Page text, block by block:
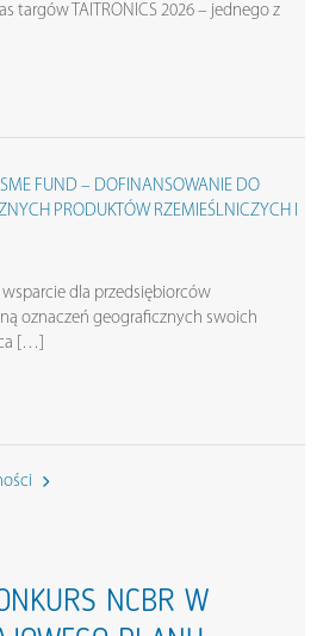
targów TAITRONICS 2026 – jednego z
FUND – DOFINANSOWANIE DO
PRODUKTÓW RZEMIEŚLNICZYCH I
wsparcie dla przedsiębiorców
oznaczeń geograficznych swoich
[…]
NCBR W